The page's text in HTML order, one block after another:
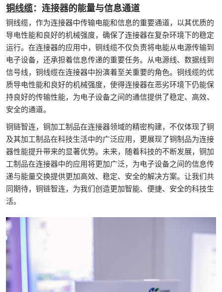
铜线缆：连接器的能量与信息通道
铜线缆，作为连接器中传输电能和信息的重要通道，以其优质的
导电性能和良好的机械强度，确保了连接器在复杂环境下的稳定
运行。在连接器的应用中，铜线缆不仅负责将电能从电源传输到
电子设备，还承担着信息传递的重要任务。从电源线、数据线到
信号线，铜线缆在连接器中扮演着至关重要的角色。铜线缆的优
质导电性能和良好的机械强度，使得连接器在恶劣环境下仍能保
持良好的传输性能，为电子设备之间的通信提供了稳定、高效、
安全的通道。
铜链智连，铜加工制品在连接器领域的精密构建，不仅体现了铜
及其加工制品在科技生活中的广泛应用，更展现了铜制品为连接
器性能提升带来的显著优势。未来，随着科技的不断发展，铜加
工制品在连接器中的应用将更加广泛，为电子设备之间的信息传
递与能量交换提供更加高效、稳定、安全的解决方案。让我们共
同期待，铜链智连，为我们创造更加智能、便捷、安全的科技生
活。